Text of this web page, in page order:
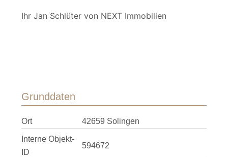
Ihr Jan Schlüter von NEXT Immobilien
Grunddaten
Ort 42659 Solingen
Interne Objekt-
ID
594672